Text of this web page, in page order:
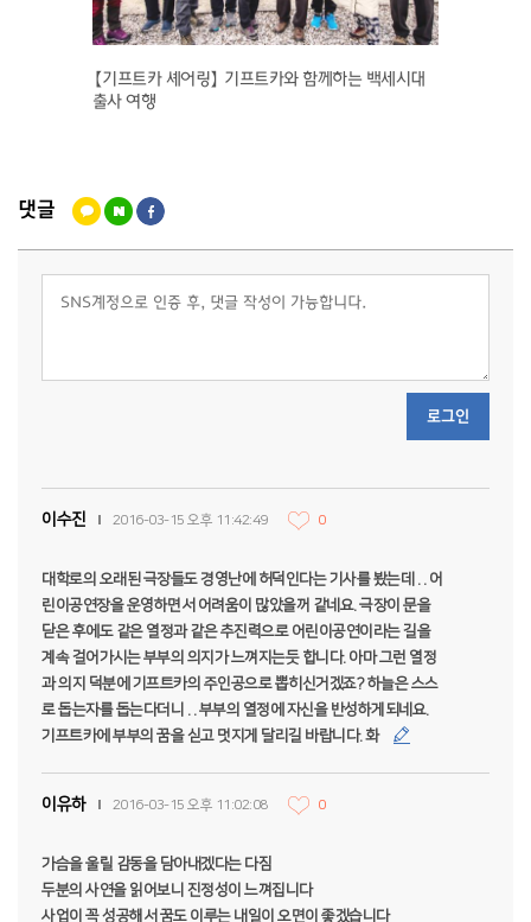
【기프트카 셰어링】 기프트카와 함께하는 백세시대
출사 여행
댓글
로그인
이수진 2016-03-15 오후 11:42:49 0
대학로의 오래된 극장들도 경영난에 허덕인다는 기사를 봤는데 . . 어
린이공연장을 운영하면서 어려움이 많았을꺼 같네요. 극장이 문을
닫은 후에도 같은 열정과 같은 추진력으로 어린이공연이라는 길을
계속 걸어가시는 부부의 의지가 느껴지는듯 합니다. 아마 그런 열정
과 의지 덕분에 기프트카의 주인공으로 뽑히신거겠죠? 하늘은 스스
로 돕는자를 돕는다더니 . . 부부의 열정에 자신을 반성하게되네요.
기프트카에 부부의 꿈을 싣고 멋지게 달리길 바랍니다. 화
이유하 2016-03-15 오후 11:02:08 0
가슴을 울릴 감동을 담아내겠다는 다짐
두분의 사연을 읽어보니 진정성이 느껴집니다
사업이 꼭 성공해서 꿈도 이루는 내일이 오면이 좋겠습니다